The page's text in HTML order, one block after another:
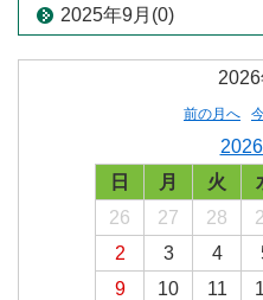
2025年9月(0)
前の月へ
日
月 火
26
27 28
2
3 4
9
10 11